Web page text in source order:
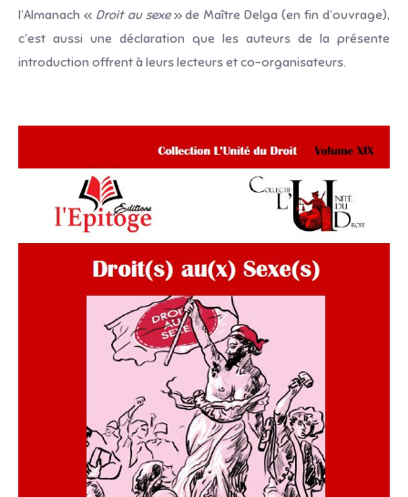
l’Almanach « Droit au sexe» de Maître Delga (en fin d’ouvrage),
c’est aussi une déclaration que les auteurs de la présente
introduction offrent à leurs lecteurs et co-organisateurs.